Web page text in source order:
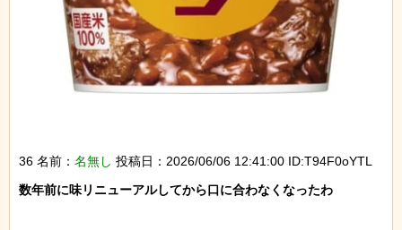
36 名前： 名無し 投稿日：2026/06/06 12:41:00 ID:T94F0oYTL
数年前に味リニューアルしてから口に合わなくなったわ